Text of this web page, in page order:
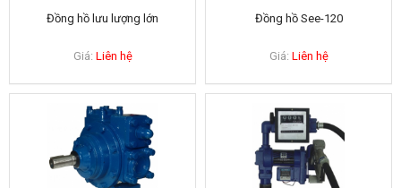
Đồng hồ lưu lượng lớn
Giá: Liên hệ
Đồng hồ See-120
Giá: Liên hệ